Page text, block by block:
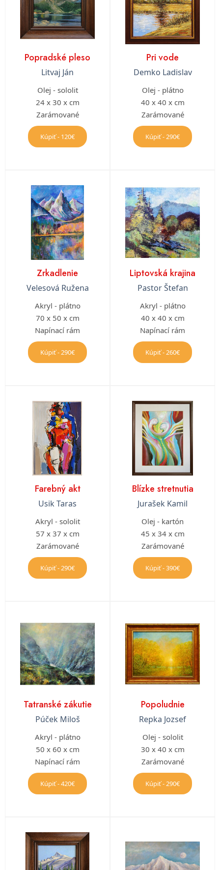
Popradské pleso
Litvaj Ján
Olej - sololit
24 x 30 x cm
Zarámované
Kúpiť - 120€
Pri vode
Demko Ladislav
Olej - plátno
40 x 40 x cm
Zarámované
Kúpiť - 290€
Zrkadlenie
Velesová Ružena
Akryl - plátno
70 x 50 x cm
Napínací rám
Kúpiť - 290€
Liptovská krajina
Pastor Štefan
Akryl - plátno
40 x 40 x cm
Napínací rám
Kúpiť - 260€
Farebný akt
Usik Taras
Akryl - sololit
57 x 37 x cm
Zarámované
Kúpiť - 290€
Blízke stretnutia
Jurašek Kamil
Olej - kartón
45 x 34 x cm
Zarámované
Kúpiť - 390€
Tatranské zákutie
Púček Miloš
Akryl - plátno
50 x 60 x cm
Napínací rám
Kúpiť - 420€
Popoludnie
Repka Jozsef
Olej - sololit
30 x 40 x cm
Zarámované
Kúpiť - 290€